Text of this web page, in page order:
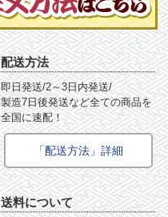
配送方法
即日発送/2～3日内発送/
製造7日後発送など全ての商品を
全国に速配！
「配送方法」詳細
送料について